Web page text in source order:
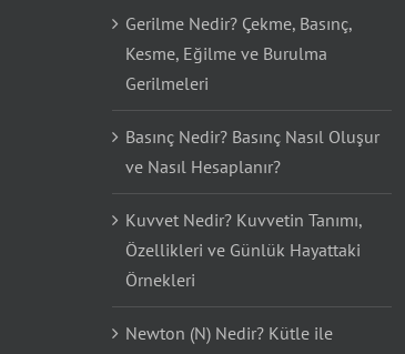
Nedir?
Gerilme Nedir? Çekme, Basınç,
Kesme, Eğilme ve Burulma
Gerilmeleri
Basınç Nedir? Basınç Nasıl Oluşur
ve Nasıl Hesaplanır?
Kuvvet Nedir? Kuvvetin Tanımı,
Özellikleri ve Günlük Hayattaki
Örnekleri